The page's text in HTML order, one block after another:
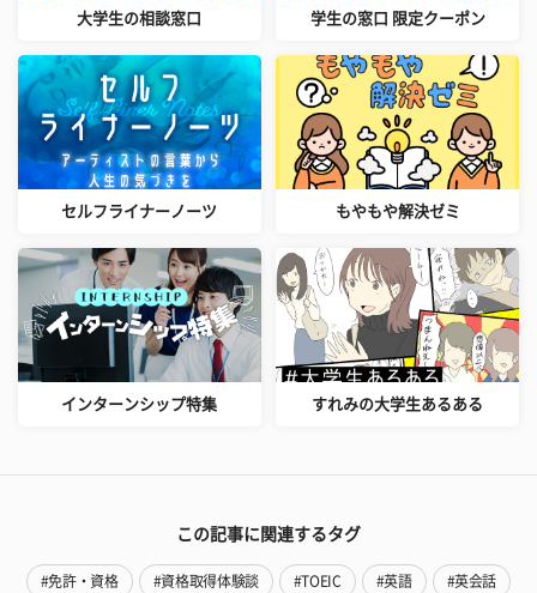
大学生の相談窓口 学生の窓口 限定クーポン
セルフライナーノーツ もやもや解決ゼミ
インターンシップ特集 すれみの大学生あるある
この記事に関連するタグ
#免許・資格 #資格取得体験談 #TOEIC #英語 #英会話